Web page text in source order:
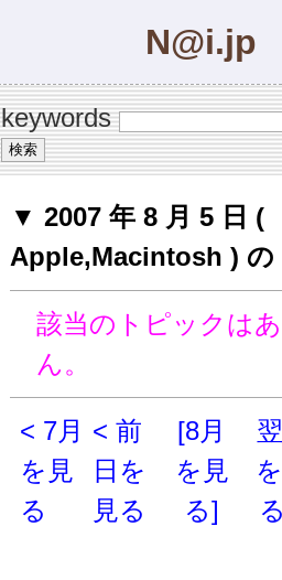
N@i.jp
keywords
▼ 2007 年 8 月 5 日 (
Apple,Macintosh ) の
該当のトピックは
ん。
< 7月
を見
る
< 前
日を
見る
[8月
を見
る]